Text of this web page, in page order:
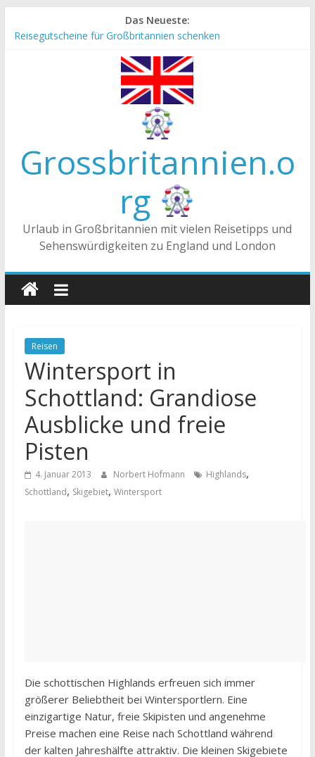
Inhalt
Das Neueste:
Reisegutscheine für Großbritannien schenken
Die Unterschiede zwischen Vereinigtes Königreich,
Großbritannien und England
Tea-Time – Was wird in Großbritannien getrunken?
Grossbritannien.o
rg
Urlaub in Großbritannien mit vielen Reisetipps und
Sehenswürdigkeiten zu England und London
Reisen
Wintersport in
Schottland: Grandiose
Ausblicke und freie
Pisten
4. Januar 2013 Norbert Hofmann Highlands,
Schottland, Skigebiet, Wintersport
Die schottischen Highlands erfreuen sich immer
größerer Beliebtheit bei Wintersportlern. Eine
einzigartige Natur, freie Skipisten und angenehme
Preise machen eine Reise nach Schottland während
der kalten Jahreshälfte attraktiv. Die kleinen Skigebiete